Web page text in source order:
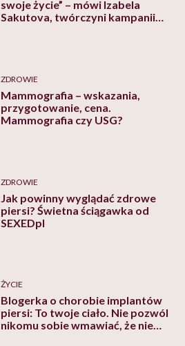
swoje życie” – mówi Izabela
Sakutova, twórczyni kampanii
ZDROWIE
Mammografia – wskazania,
przygotowanie, cena.
Mammografia czy USG?
ZDROWIE
Jak powinny wyglądać zdrowe
piersi? Świetna ściągawka od
SEXEDpl
ŻYCIE
Blogerka o chorobie implantów
piersi: To twoje ciało. Nie pozwól
nikomu sobie wmawiać, że nie